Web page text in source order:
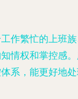
作繁忙的上班
情权和掌控感
系，能更好地